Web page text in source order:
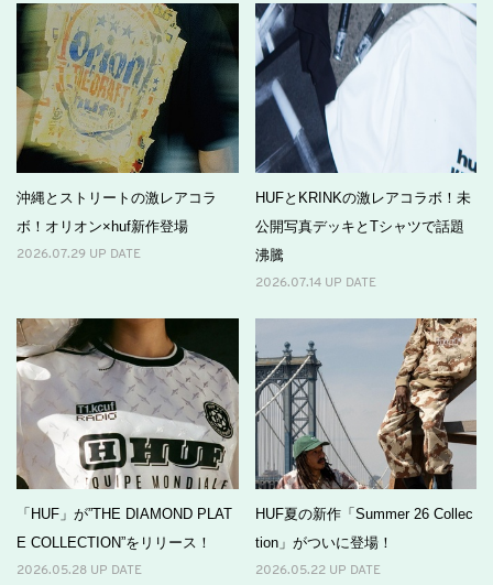
沖縄とストリートの激レアコラ
ボ！オリオン×huf新作登場
2026.07.29 UP DATE
HUFとKRINKの激レアコラボ！未
公開写真デッキとTシャツで話題
沸騰
2026.07.14 UP DATE
「HUF」が”THE DIAMOND PLAT
E COLLECTION”をリリース！
2026.05.28 UP DATE
HUF夏の新作「Summer 26 Collec
tion」がついに登場！
2026.05.22 UP DATE